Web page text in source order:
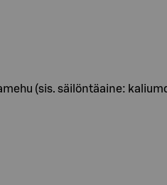
(sis. säilöntäaine: